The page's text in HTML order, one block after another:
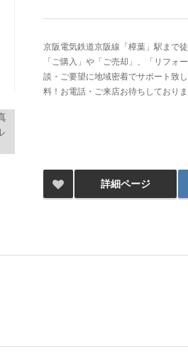
京阪電気鉄道京阪線「樟葉」駅まで徒
「ご購入」や「ご売却」、「リフォ
談・ご要望に地域密着でサポート致
料！お電話・ご来店お待ちしておりま
詳細ページ